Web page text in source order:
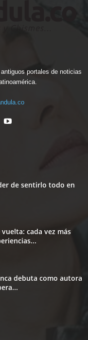
portales de noticias
de sentirlo todo en
cada vez más
debuta como autora